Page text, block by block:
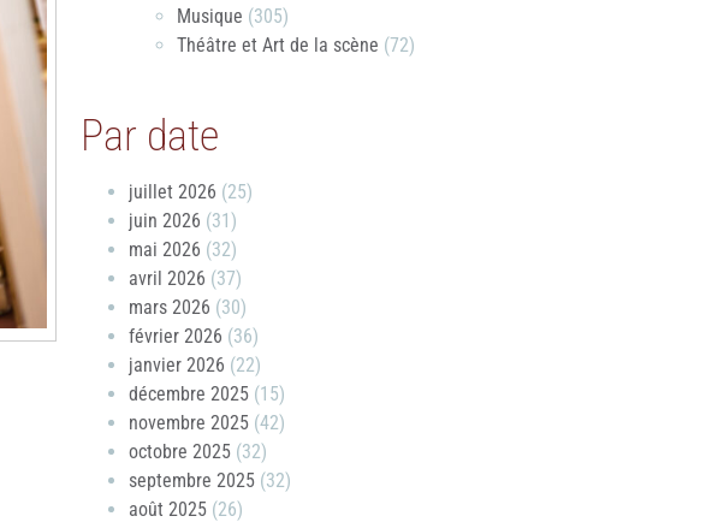
Musique (305)
Théâtre et Art de la scène (72)
Par date
juillet 2026 (25)
juin 2026 (31)
mai 2026 (32)
avril 2026 (37)
mars 2026 (30)
février 2026 (36)
janvier 2026 (22)
décembre 2025 (15)
novembre 2025 (42)
octobre 2025 (32)
septembre 2025 (32)
août 2025 (26)